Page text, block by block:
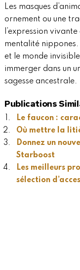
Les masques
ornement ou une
l’expression
mentalité
et le monde
immerger dans un
sagesse ancestrale.
Publications
Le faucon :
Où mettre la
Donnez un
Starboost
Les meilleurs
sélection